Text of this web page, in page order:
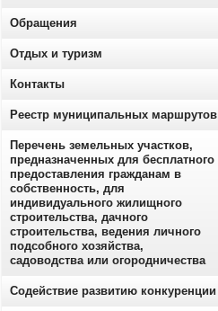
Обращения
Отдых и туризм
Контакты
Реестр муниципальных маршрутов
Перечень земельных участков,
предназначенных для бесплатного
предоставления гражданам в
собственность, для
индивидуального жилищного
строительства, дачного
строительства, ведения личного
подсобного хозяйства,
садоводства или огородничества
Содействие развитию конкуренции